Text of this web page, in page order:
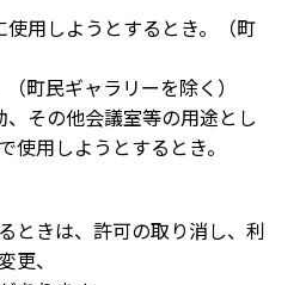
使用しようとするとき。（町
町民ギャラリーを除く）
、その他会議室等の用途とし
使用しようとするとき。
ときは、許可の取り消し、利
更、